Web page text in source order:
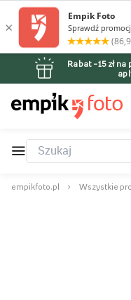
Rabat –15 zł
empikfoto.pl Wszystkie